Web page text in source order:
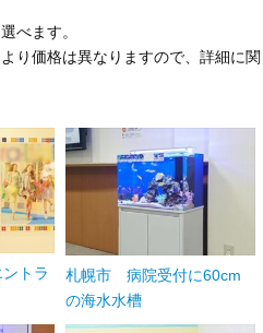
べます。
り価格は異なりますので、詳細に
トラ
札幌市 病院受付に60cm
の海水水槽